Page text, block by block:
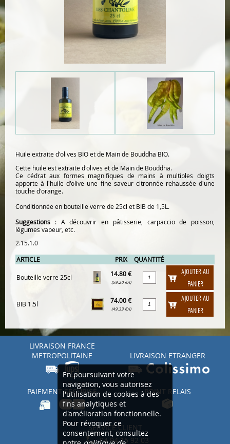
Huile extraite d'olives BIO et de Main de Bouddha BIO.
Cette huile est extraite d'olives et de Main de Bouddha.
Ce cédrat aux formes magnifiques de mains à multiples doigts
apporte à l'huile d'olive une fine saveur citronnée rehaussée d'une
touche d'orange.
Conditionnée en bouteille verre de 25cl et BIB de 1,5L.
Suggestions : A découvrir en pâtisserie, carpaccio de poisson,
légumes vapeur, etc.
2.15.1.0
ARTICLE PRIX QUANTITÉ
Bouteille verre 25cl 14.80 €
(59.20 €/l)
AJOUTER AU
PANIER
BIB 1.5l 74.00 €
(49.33 €/l)
AJOUTER AU
PANIER
LIVRAISON FRANCE
METROPOLITAINE
LIVRAISON ETRANGER
PAIEMENT SÉCURISÉ POINT RELAIS
SERVICE CLIENT
04 94 15 92 03
En poursuivant votre
navigation, vous autorisez
l'utilisation de cookies à des
fins analytiques et
d'amélioration fonctionnelle.
Pour révoquer ce
consentement, consultez